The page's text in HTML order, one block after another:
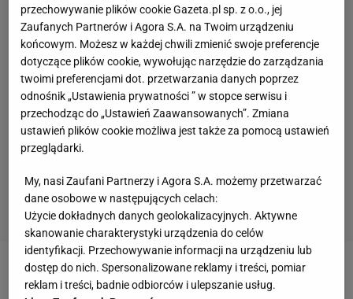
Łapówki dla czterech działaczy z Azji?
przechowywanie plików cookie Gazeta.pl sp. z o.o., jej
Zaufanych Partnerów i Agora S.A. na Twoim urządzeniu
końcowym. Możesz w każdej chwili zmienić swoje preferencje
dotyczące plików cookie, wywołując narzędzie do zarządzania
twoimi preferencjami dot. przetwarzania danych poprzez
odnośnik „Ustawienia prywatności ” w stopce serwisu i
przechodząc do „Ustawień Zaawansowanych”. Zmiana
ustawień plików cookie możliwa jest także za pomocą ustawień
przeglądarki.
My, nasi Zaufani Partnerzy i Agora S.A. możemy przetwarzać
dane osobowe w następujących celach:
Użycie dokładnych danych geolokalizacyjnych. Aktywne
skanowanie charakterystyki urządzenia do celów
identyfikacji. Przechowywanie informacji na urządzeniu lub
dostęp do nich. Spersonalizowane reklamy i treści, pomiar
reklam i treści, badnie odbiorców i ulepszanie usług.